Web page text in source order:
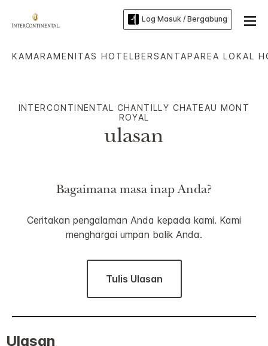
Log Masuk / Bergabung
KAMARAMENITAS HOTELBERSANTAPAREA LOKAL
INTERCONTINENTAL CHANTILLY CHATEAU MONT
ROYAL
ulasan
Bagaimana masa inap Anda?
Ceritakan pengalaman Anda kepada kami. Kami
menghargai umpan balik Anda.
Tulis Ulasan